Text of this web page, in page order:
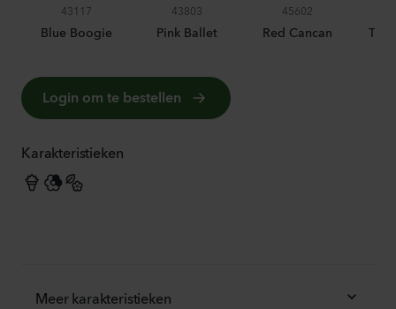
43117
Blue Boogie
43803
Pink Ballet
45602
Red Cancan
Login om te bestellen
Karakteristieken
Meer karakteristieken